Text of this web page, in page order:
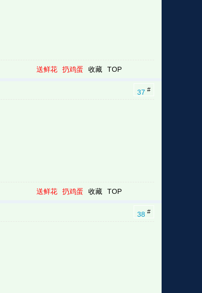
送鲜花 扔鸡蛋 收藏 TOP
37 #
送鲜花 扔鸡蛋 收藏 TOP
38 #